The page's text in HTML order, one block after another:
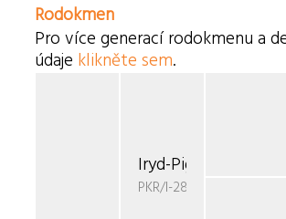
Rodokmen
Pro více generací rodokmenu a
údaje klikněte sem.
Iryd-Pigwa Fi-Fa
PKR/I-28853